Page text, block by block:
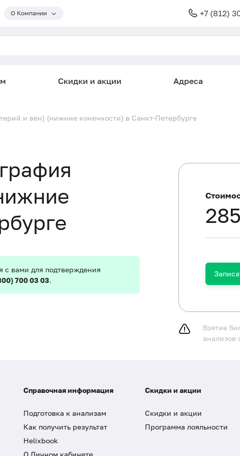
О Компании +7 (812)
Скидки и акции Адреса
и вен) (нижние конечности) в Санкт-Петербурге
с вами для подтверждения
700 03 03.
Взятие
анализов
Справочная информация
Подготовка к анализам
Как получить результат
Helixbook
О Личном кабинете
Скидки и акции
Скидки и акции
Программа лояльности